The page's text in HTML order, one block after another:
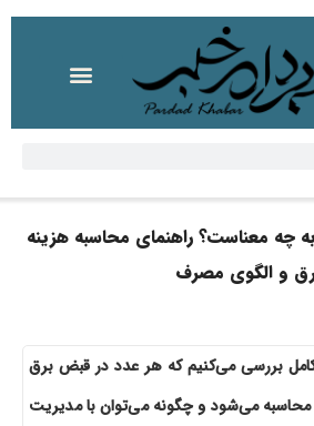
معناست؟ راهنمای محاسبه هزینه
و الگوی مصرف
بررسی می‌کنیم که هر عدد در قبض برق
می‌شود و چگونه می‌توان با مدیریت